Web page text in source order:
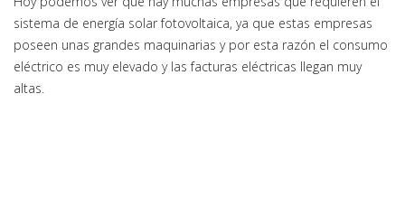
sistema de energía solar fotovoltaica, ya que estas empresas
poseen unas grandes maquinarias y por esta razón el consumo
eléctrico es muy elevado y las facturas eléctricas llegan muy
altas.